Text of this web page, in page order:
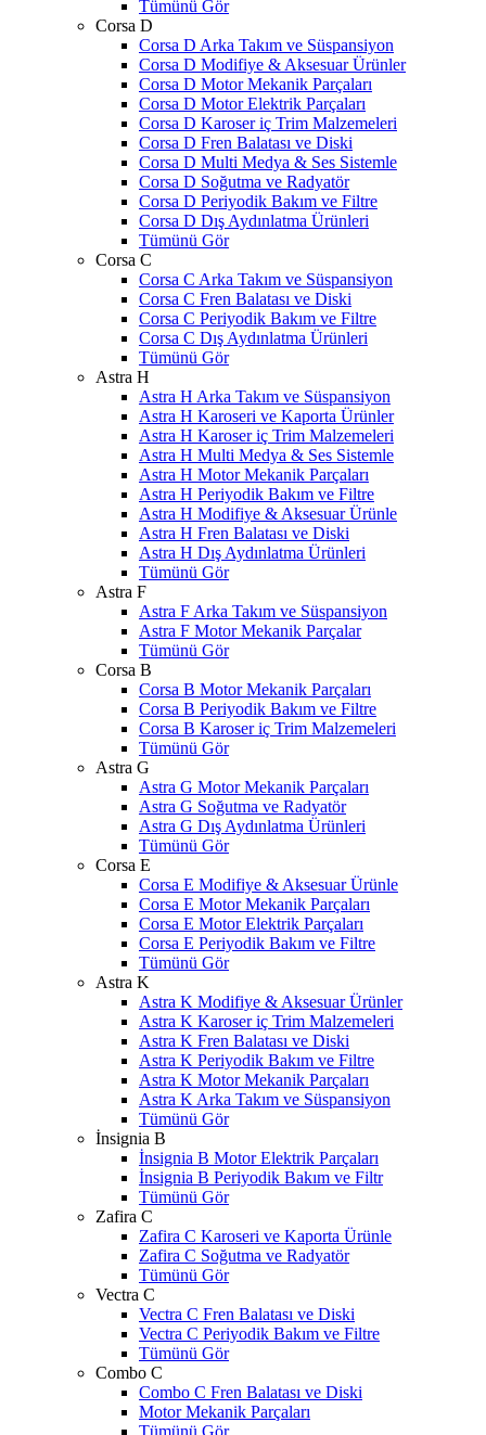
Tümünü Gör
Corsa D
Corsa D Arka Takım ve Süspansiyon
Corsa D Modifiye & Aksesuar Ürünler
Corsa D Motor Mekanik Parçaları
Corsa D Motor Elektrik Parçaları
Corsa D Karoser iç Trim Malzemeleri
Corsa D Fren Balatası ve Diski
Corsa D Multi Medya & Ses Sistemle
Corsa D Soğutma ve Radyatör
Corsa D Periyodik Bakım ve Filtre
Corsa D Dış Aydınlatma Ürünleri
Tümünü Gör
Corsa C
Corsa C Arka Takım ve Süspansiyon
Corsa C Fren Balatası ve Diski
Corsa C Periyodik Bakım ve Filtre
Corsa C Dış Aydınlatma Ürünleri
Tümünü Gör
Astra H
Astra H Arka Takım ve Süspansiyon
Astra H Karoseri ve Kaporta Ürünler
Astra H Karoser iç Trim Malzemeleri
Astra H Multi Medya & Ses Sistemle
Astra H Motor Mekanik Parçaları
Astra H Periyodik Bakım ve Filtre
Astra H Modifiye & Aksesuar Ürünle
Astra H Fren Balatası ve Diski
Astra H Dış Aydınlatma Ürünleri
Tümünü Gör
Astra F
Astra F Arka Takım ve Süspansiyon
Astra F Motor Mekanik Parçalar
Tümünü Gör
Corsa B
Corsa B Motor Mekanik Parçaları
Corsa B Periyodik Bakım ve Filtre
Corsa B Karoser iç Trim Malzemeleri
Tümünü Gör
Astra G
Astra G Motor Mekanik Parçaları
Astra G Soğutma ve Radyatör
Astra G Dış Aydınlatma Ürünleri
Tümünü Gör
Corsa E
Corsa E Modifiye & Aksesuar Ürünle
Corsa E Motor Mekanik Parçaları
Corsa E Motor Elektrik Parçaları
Corsa E Periyodik Bakım ve Filtre
Tümünü Gör
Astra K
Astra K Modifiye & Aksesuar Ürünler
Astra K Karoser iç Trim Malzemeleri
Astra K Fren Balatası ve Diski
Astra K Periyodik Bakım ve Filtre
Astra K Motor Mekanik Parçaları
Astra K Arka Takım ve Süspansiyon
Tümünü Gör
İnsignia B
İnsignia B Motor Elektrik Parçaları
İnsignia B Periyodik Bakım ve Filtr
Tümünü Gör
Zafira C
Zafira C Karoseri ve Kaporta Ürünle
Zafira C Soğutma ve Radyatör
Tümünü Gör
Vectra C
Vectra C Fren Balatası ve Diski
Vectra C Periyodik Bakım ve Filtre
Tümünü Gör
Combo C
Combo C Fren Balatası ve Diski
Motor Mekanik Parçaları
Tümünü Gör